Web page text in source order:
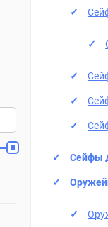
Сейфы